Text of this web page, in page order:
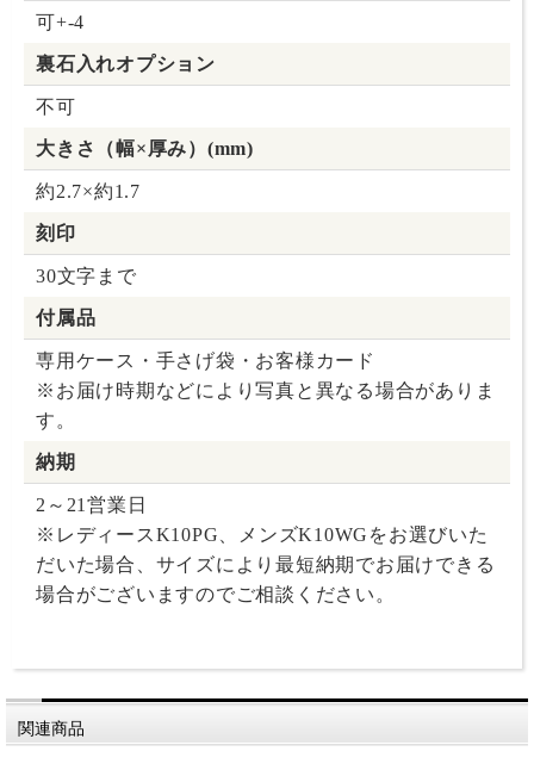
可+-4
裏石入れオプション
不可
大きさ（幅×厚み）(mm)
約2.7×約1.7
刻印
30文字まで
付属品
専用ケース・手さげ袋・お客様カード
※お届け時期などにより写真と異なる場合がありま
す。
納期
2～21営業日
※レディースK10PG、メンズK10WGをお選びいた
だいた場合、サイズにより最短納期でお届けできる
場合がございますのでご相談ください。
関連商品